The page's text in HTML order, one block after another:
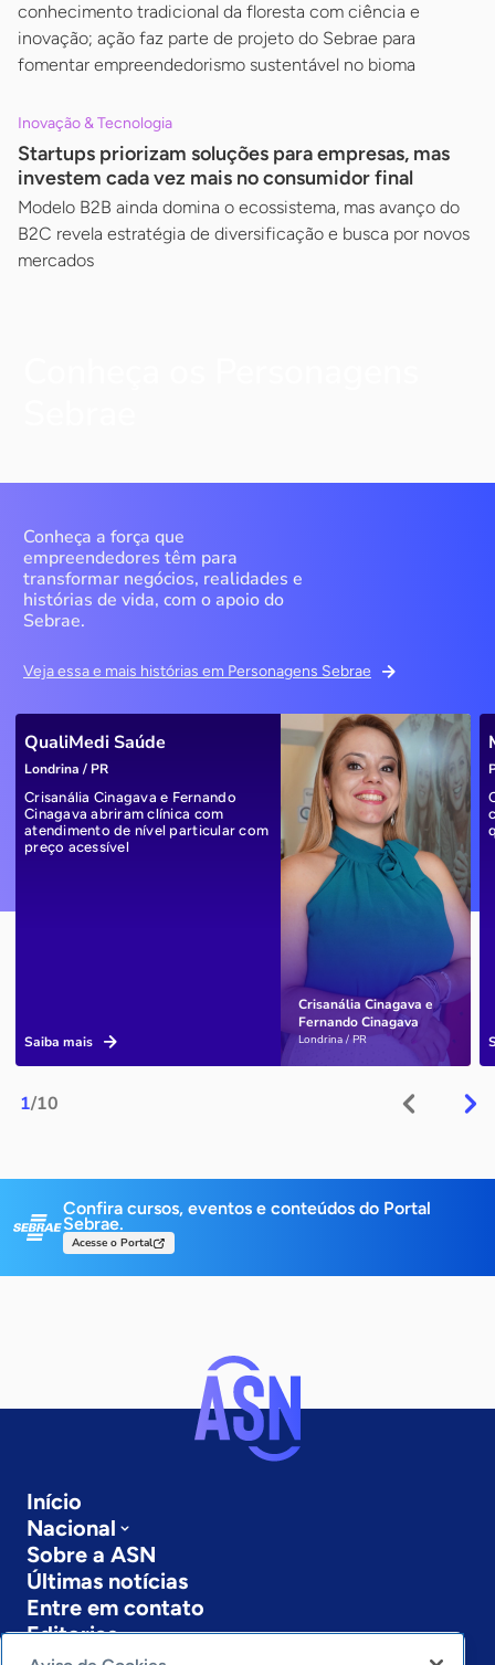
conhecimento tradicional da floresta com ciência e
inovação; ação faz parte de projeto do Sebrae para
fomentar empreendedorismo sustentável no bioma
Inovação & Tecnologia
Startups priorizam soluções para empresas, mas
investem cada vez mais no consumidor final
Modelo B2B ainda domina o ecossistema, mas avanço do
B2C revela estratégia de diversificação e busca por novos
mercados
Conheça a força que
empreendedores têm para
transformar negócios, realidades e
histórias de vida, com o apoio do
Sebrae.
Veja essa e mais histórias em Personagens Sebrae
1/10
Crisanália Cinagava e
Fernando Cinagava
Londrina / PR
QualiMedi Saúde
Londrina / PR
Crisanália Cinagava e Fernando
Cinagava abriram clínica com
atendimento de nível particular com
preço acessível
Saiba mais
Confira cursos, eventos e conteúdos do Portal
Sebrae.
Acesse o Portal
Início
Nacional
Sobre a ASN
Últimas notícias
Entre em contato
Editorias